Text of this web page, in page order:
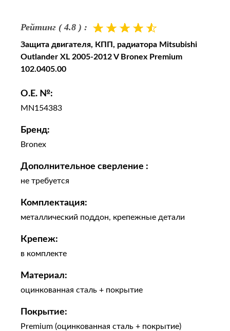
Рейтинг ( 4.8 ) :
Защита двигателя, КПП, радиатора Mitsubishi
Outlander XL 2005-2012 V Bronex Premium
102.0405.00
O.E. №:
MN154383
Бренд:
Bronex
Дополнительное сверление :
не требуется
Комплектация:
металлический поддон, крепежные детали
Крепеж:
в комплекте
Материал:
оцинкованная сталь + покрытие
Покрытие:
Premium (оцинкованная сталь + покрытие)